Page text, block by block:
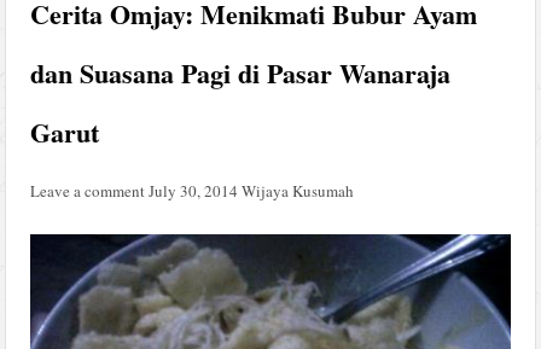
Cerita Omjay: Menikmati Bubur Ayam
dan Suasana Pagi di Pasar Wanaraja
Garut
Leave a comment July 30, 2014 Wijaya Kusumah